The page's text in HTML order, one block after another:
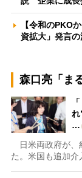
【令和のPKO
資拡大」発言
森口亮「ま
れ
…
日米両政府が、
た。米国も追加介